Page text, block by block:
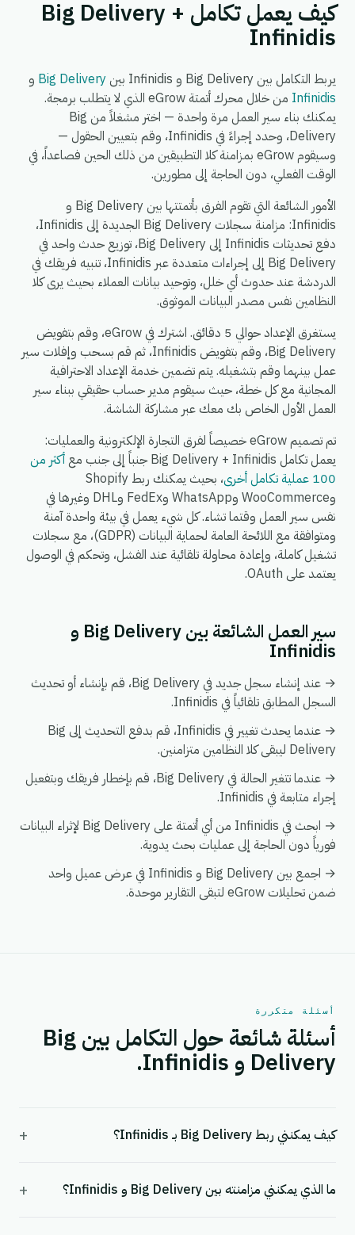
كيف يعمل تكامل Big Delivery +
Infinidis
يربط التكامل بين Big Delivery و Infinidis بين Big Delivery و
Infinidis
من خلال محرك أتمتة eGrow الذي لا يتطلب برمجة.
يمكنك بناء سير العمل مرة واحدة — اختر مشغلاً من Big
Delivery، وحدد إجراءً في Infinidis، وقم بتعيين الحقول —
وسيقوم eGrow بمزامنة كلا التطبيقين من ذلك الحين فصاعداً، في
الوقت الفعلي، دون الحاجة إلى مطورين.
الأمور الشائعة التي تقوم الفرق بأتمتتها بين Big Delivery و
Infinidis: مزامنة سجلات Big Delivery الجديدة إلى Infinidis،
دفع تحديثات Infinidis إلى Big Delivery، توزيع حدث واحد في
Big Delivery إلى إجراءات متعددة عبر Infinidis، تنبيه فريقك في
الدردشة عند حدوث أي خلل، وتوحيد بيانات العملاء بحيث يرى كلا
النظامين نفس مصدر البيانات الموثوق.
يستغرق الإعداد حوالي 5 دقائق. اشترك في eGrow، وقم بتفويض
Big Delivery، وقم بتفويض Infinidis، ثم قم بسحب وإفلات سير
عمل بينهما وقم بتشغيله. يتم تضمين خدمة الإعداد الاحترافية
المجانية مع كل خطة، حيث سيقوم مدير حساب حقيقي ببناء سير
العمل الأول الخاص بك معك عبر مشاركة الشاشة.
تم تصميم eGrow خصيصاً لفرق التجارة الإلكترونية والعمليات:
يعمل تكامل Big Delivery + Infinidis جنباً إلى جنب مع
أكثر من
100 عملية تكامل أخرى
، بحيث يمكنك ربط Shopify
وWooCommerce وWhatsApp وFedEx وDHL وغيرها في
نفس سير العمل وقتما تشاء. كل شيء يعمل في بيئة واحدة آمنة
ومتوافقة مع اللائحة العامة لحماية البيانات (GDPR)، مع سجلات
تشغيل كاملة، وإعادة محاولة تلقائية عند الفشل، وتحكم في الوصول
يعتمد على OAuth.
سير العمل الشائعة بين Big Delivery و
Infinidis
→ عند إنشاء سجل جديد في Big Delivery، قم بإنشاء أو تحديث
السجل المطابق تلقائياً في Infinidis.
→ عندما يحدث تغيير في Infinidis، قم بدفع التحديث إلى Big
Delivery ليبقى كلا النظامين متزامنين.
→ عندما تتغير الحالة في Big Delivery، قم بإخطار فريقك وبتفعيل
إجراء متابعة في Infinidis.
→ ابحث في Infinidis من أي أتمتة على Big Delivery لإثراء البيانات
فورياً دون الحاجة إلى عمليات بحث يدوية.
→ اجمع بين Big Delivery و Infinidis في عرض عميل واحد
ضمن تحليلات eGrow لتبقى التقارير موحدة.
أسئلة متكررة
أسئلة شائعة حول التكامل بين Big
Delivery و Infinidis.
كيف يمكنني ربط Big Delivery بـ Infinidis؟ +
ما الذي يمكنني مزامنته بين Big Delivery و Infinidis؟ +